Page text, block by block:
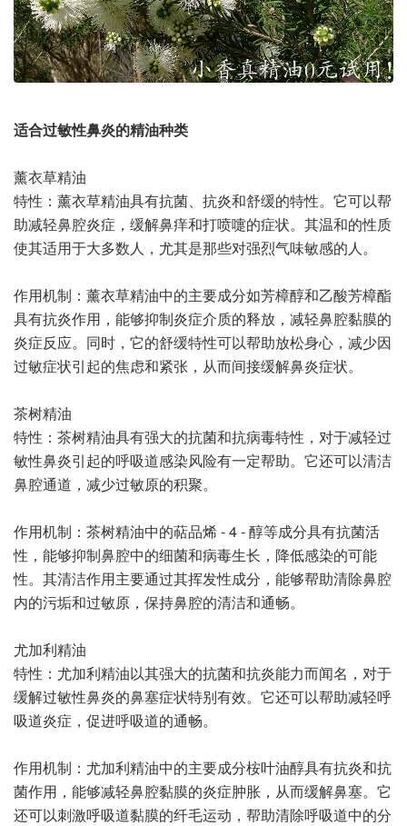
适合过敏性鼻炎的精油种类
薰衣草精油
特性：薰衣草精油具有抗菌、抗炎和舒缓的特性。它可以帮
助减轻鼻腔炎症，缓解鼻痒和打喷嚏的症状。其温和的性质
使其适用于大多数人，尤其是那些对强烈气味敏感的人。
作用机制：薰衣草精油中的主要成分如芳樟醇和乙酸芳樟酯
具有抗炎作用，能够抑制炎症介质的释放，减轻鼻腔黏膜的
炎症反应。同时，它的舒缓特性可以帮助放松身心，减少因
过敏症状引起的焦虑和紧张，从而间接缓解鼻炎症状。
茶树精油
特性：茶树精油具有强大的抗菌和抗病毒特性，对于减轻过
敏性鼻炎引起的呼吸道感染风险有一定帮助。它还可以清洁
鼻腔通道，减少过敏原的积聚。
作用机制：茶树精油中的萜品烯 - 4 - 醇等成分具有抗菌活
性，能够抑制鼻腔中的细菌和病毒生长，降低感染的可能
性。其清洁作用主要通过其挥发性成分，能够帮助清除鼻腔
内的污垢和过敏原，保持鼻腔的清洁和通畅。
尤加利精油
特性：尤加利精油以其强大的抗菌和抗炎能力而闻名，对于
缓解过敏性鼻炎的鼻塞症状特别有效。它还可以帮助减轻呼
吸道炎症，促进呼吸道的通畅。
作用机制：尤加利精油中的主要成分桉叶油醇具有抗炎和抗
菌作用，能够减轻鼻腔黏膜的炎症肿胀，从而缓解鼻塞。它
还可以刺激呼吸道黏膜的纤毛运动，帮助清除呼吸道中的分